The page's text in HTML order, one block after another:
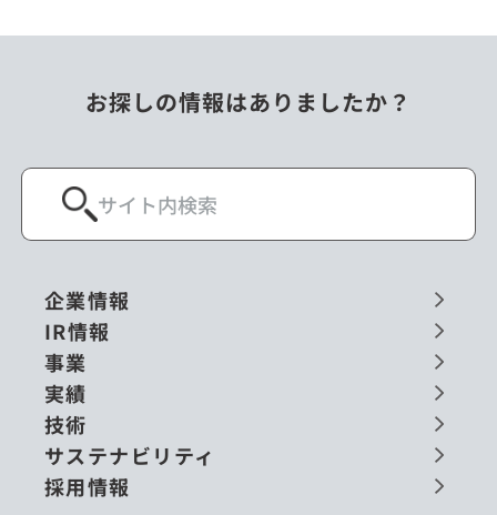
お探しの情報はありましたか？
企業情報
IR情報
事業
実績
技術
サステナビリティ
採用情報